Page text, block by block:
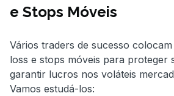
e Stops Móveis
Vários traders de sucesso
loss e stops móveis para proteger
garantir lucros nos voláteis
Vamos estudá-los: